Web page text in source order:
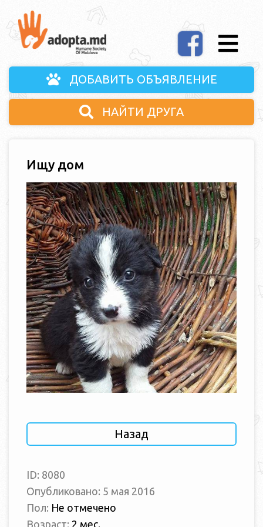
ДОБАВИТЬ ОБЪЯВЛЕНИЕ
НАЙТИ ДРУГА
Ищу дом
Назад
ID: 8080
Опубликовано: 5 мая 2016
Пол: Не отмечено
Возраст: 2 мес.